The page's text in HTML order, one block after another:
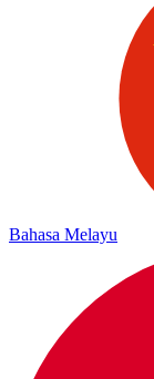
Bahasa Melayu